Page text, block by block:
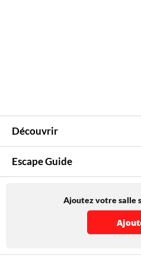
Découvrir
Escape Guide
Ajoutez votre salle